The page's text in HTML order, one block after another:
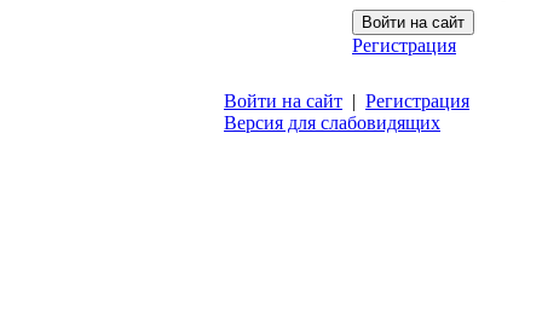
Регистрация
Войти на сайт | Регистрация
Версия для слабовидящих